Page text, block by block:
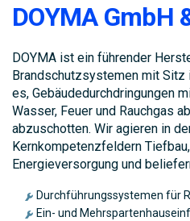
DOYMA GmbH
DOYMA ist ein führender
Brandschutzsystemen mit Sitz
es, Gebäudedurchdringungen
Wasser, Feuer und Rauchgas
abzuschotten. Wir agieren in
Kernkompetenzfeldern
Energieversorgung und
Durchführungssystemen für
Ein- und